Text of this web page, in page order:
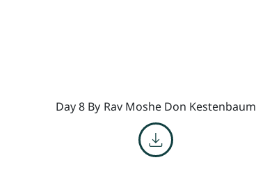
Day 8 By Rav Moshe Don Kestenbaum